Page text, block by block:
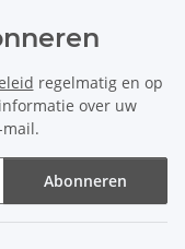
regelmatig en op
over uw
Abonneren